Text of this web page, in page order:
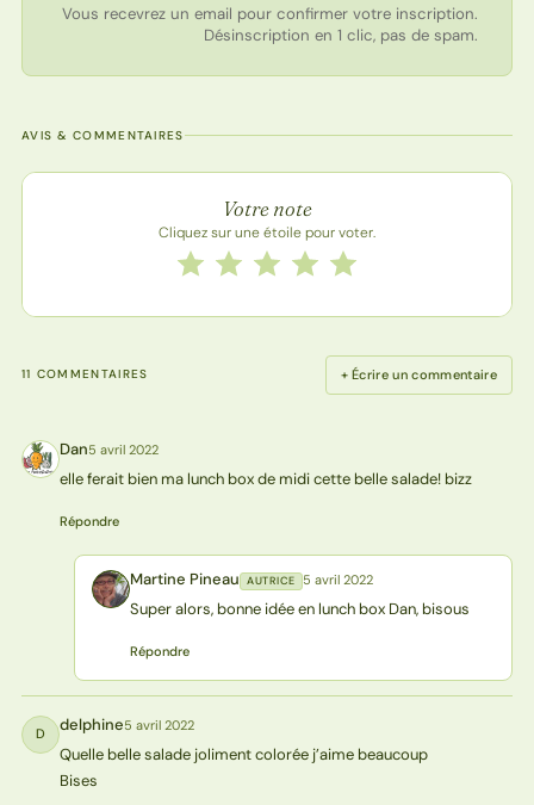
Vous recevrez un email pour confirmer votre inscription.
Désinscription en 1 clic, pas de spam.
AVIS & COMMENTAIRES
Note de la recette
Votre note
Cliquez sur une étoile pour voter.
Notez cette recette de 1 à 5 étoiles
5 étoiles
4 étoiles
3 étoiles
2 étoiles
1 étoile
11 COMMENTAIRES + Écrire un commentaire
D Dan5 avril 2022
elle ferait bien ma lunch box de midi cette belle salade! bizz
Répondre
MP Martine Pineau AUTRICE 5 avril 2022
Super alors, bonne idée en lunch box Dan, bisous
Répondre
D delphine5 avril 2022
Quelle belle salade joliment colorée j’aime beaucoup
Bises